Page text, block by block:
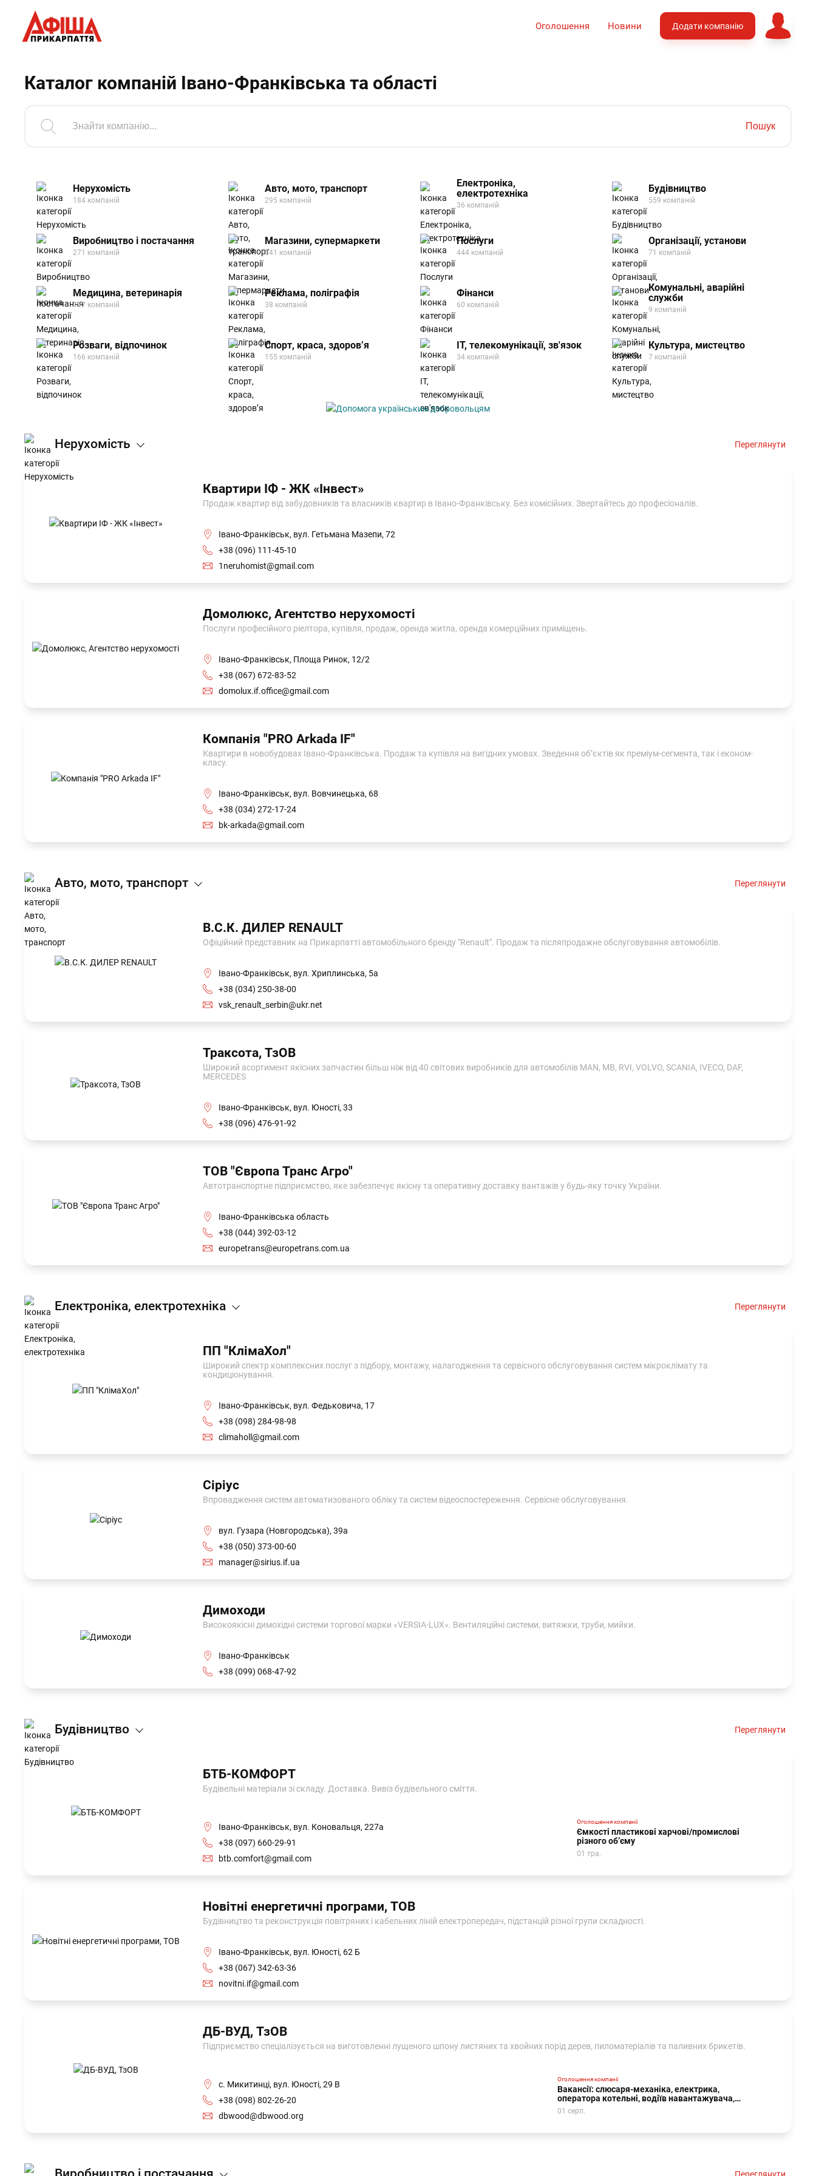
Оголошення Новини Додати компанію
Каталог компаній Івано-Франківська та області
Пошук
Нерухомість
184 компаній
Авто, мото, транспорт
295 компаній
Електроніка,
електротехніка
36 компаній
Будівництво
559 компаній
Виробництво і постачання
271 компаній
Магазини, супермаркети
341 компаній
Послуги
444 компаній
Організації, установи
71 компаній
Медицина, ветеринарія
197 компаній
Реклама, поліграфія
38 компаній
Фінанси
60 компаній
Комунальні, аварійні
служби
9 компаній
Розваги, відпочинок
166 компаній
Спорт, краса, здоров’я
155 компаній
IT, телекомунікації, зв'язок
34 компаній
Культура, мистецтво
7 компаній
Нерухомість Переглянути
Квартири ІФ - ЖК «Інвест»
Продаж квартир від забудовників та власників квартир в Івано-Франківську. Без комісійних. Звертайтесь до професіоналів.
Івано-Франківськ, вул. Гетьмана Мазепи, 72
+38 (096) 111-45-10
1neruhomist@gmail.com
Домолюкс, Агентство нерухомості
Послуги професійного ріелтора, купівля, продаж, оренда житла, оренда комерційних приміщень.
Івано-Франківськ, Площа Ринок, 12/2
+38 (067) 672-83-52
domolux.if.office@gmail.com
Компанія "PRO Arkada IF"
Квартири в новобудовах Івано-Франківська. Продаж та купівля на вигідних умовах. Зведення об’єктів як преміум-сегмента, так і економ-
класу.
Івано-Франківськ, вул. Вовчинецька, 68
+38 (034) 272-17-24
bk-arkada@gmail.com
Авто, мото, транспорт Переглянути
В.С.К. ДИЛЕР RENAULT
Офіційний представник на Прикарпатті автомобільного бренду "Renault". Продаж та післяпродажне обслуговування автомобілів.
Івано-Франківськ, вул. Хриплинська, 5а
+38 (034) 250-38-00
vsk_renault_serbin@ukr.net
Траксота, ТзОВ
Широкий асортимент якісних запчастин більш ніж від 40 світових виробників для автомобілів MAN, MB, RVI, VOLVO, SCANIA, IVECO, DAF,
MERCEDES
Івано-Франківськ, вул. Юності, 33
+38 (096) 476-91-92
ТОВ "Європа Транс Агро"
Автотранспортне підприємство, яке забезпечує якісну та оперативну доставку вантажів у будь-яку точку України.
Івано-Франківська область
+38 (044) 392-03-12
europetrans@europetrans.com.ua
Електроніка, електротехніка Переглянути
ПП "КлімаХол"
Широкий спектр комплексних послуг з підбору, монтажу, налагодження та сервісного обслуговування систем мікроклімату та
кондиціонування.
Івано-Франківськ, вул. Федьковича, 17
+38 (098) 284-98-98
climaholl@gmail.com
Сіріус
Впровадження систем автоматизованого обліку та систем відеоспостереження. Сервісне обслуговування.
вул. Гузара (Новгородська), 39а
+38 (050) 373-00-60
manager@sirius.if.ua
Димоходи
Високоякісні димохідні системи торгової марки «VERSIA-LUX». Вентиляційні системи, витяжки, труби, мийки.
Івано-Франківськ
+38 (099) 068-47-92
Будівництво Переглянути
БТБ-КОМФОРТ
Будівельні матеріали зі складу. Доставка. Вивіз будівельного сміття.
Івано-Франківськ, вул. Коновальця, 227а
+38 (097) 660-29-91
btb.comfort@gmail.com
Оголошення компанії
Ємкості пластикові харчові/промислові
різного обʼєму
01 тра.
Новітні енергетичні програми, ТОВ
Будівництво та реконструкція повітряних і кабельних ліній електропередач, підстанцій різної групи складності.
Івано-Франківськ, вул. Юності, 62 Б
+38 (067) 342-63-36
novitni.if@gmail.com
ДБ-ВУД, ТзОВ
Підприємство спеціалізується на виготовленні лущеного шпону листяних та хвойних порід дерев, пиломатеріалів та паливних брикетів.
с. Микитинці, вул. Юності, 29 В
+38 (098) 802-26-20
dbwood@dbwood.org
Оголошення компанії
Вакансії: слюсаря-механіка, електрика,
оператора котельні, водіїв навантажувача,
робітників.
01 серп.
Переглянути